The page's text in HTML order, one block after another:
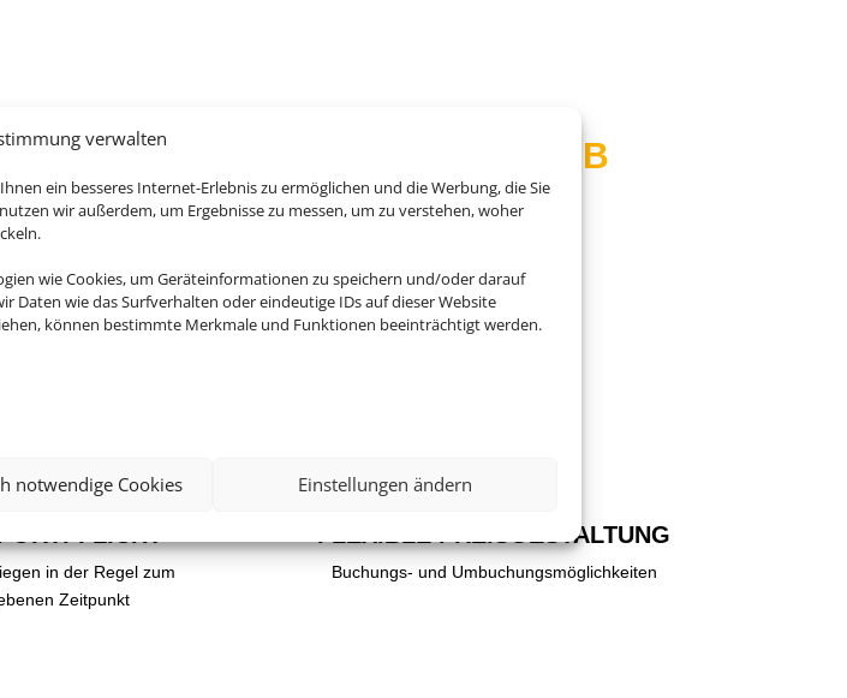
verwalten
ein besseres Internet-Erlebnis zu ermöglichen und die Werbung, die Sie
wir außerdem, um Ergebnisse zu messen, um zu verstehen, woher
wie Cookies, um Geräteinformationen zu speichern und/oder darauf
Daten wie das Surfverhalten oder eindeutige IDs auf dieser Website
können bestimmte Merkmale und Funktionen beeinträchtigt werden.
notwendige Cookies Einstellungen ändern
WEG IN DEN URLAUB
jedes Ziel den perfekten Flug für Sie! Profitieren Sie
Preisvergleich.
in der Regel zum
Zeitpunkt
FLEXIBLE PREISGESTALTUNG
Buchungs- und Umbuchungsmöglichkeiten